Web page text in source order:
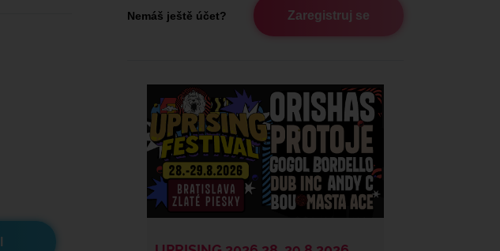
Nemáš ještě účet? Zaregistruj se